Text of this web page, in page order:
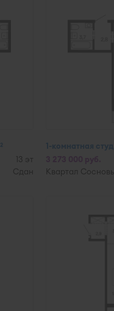
2
13 эт
Сдан
1-комнатная
Квартал